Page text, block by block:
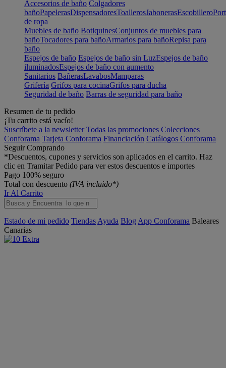
Accesorios de baño Colgadores
bañoPapelerasDispensadoresToallerosJabonerasEscobillero
de ropa
Muebles de baño BotiquinesConjuntos de muebles para
bañoTocadores para bañoArmarios para bañoRepisa para
baño
Espejos de baño Espejos de baño sin LuzEspejos de baño
iluminadosEspejos de baño con aumento
Sanitarios BañerasLavabosMamparas
Grifería Grifos para cocinaGrifos para ducha
Seguridad de baño Barras de seguridad para baño
Resumen de tu pedido
¡Tu carrito está vacío!
Suscríbete a la newsletter Todas las promociones Colecciones
Conforama Tarjeta Conforama Financiación Catálogos Conforama
Seguir Comprando
*Descuentos, cupones y servicios son aplicados en el carrito. Haz
clic en Tramitar Pedido para ver estos descuentos e importes
Pago 100% seguro
Total con descuento (IVA incluido*)
Ir Al Carrito
Estado de mi pedido Tiendas Ayuda Blog App Conforama Baleares
Canarias